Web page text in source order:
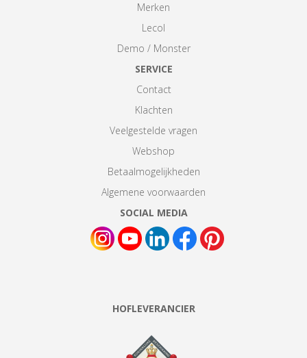
Merken
Lecol
Demo / Monster
SERVICE
Contact
Klachten
Veelgestelde vragen
Webshop
Betaalmogelijkheden
Algemene voorwaarden
SOCIAL MEDIA
HOFLEVERANCIER